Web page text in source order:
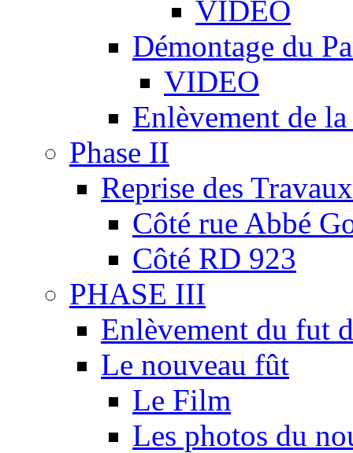
VIDEO
Démontage du
VIDEO
Enlèvement de
Phase II
Reprise des Travaux
Côté rue Abbé
Côté RD 923
PHASE III
Enlèvement du fut
Le nouveau fût
Le Film
Les photos du